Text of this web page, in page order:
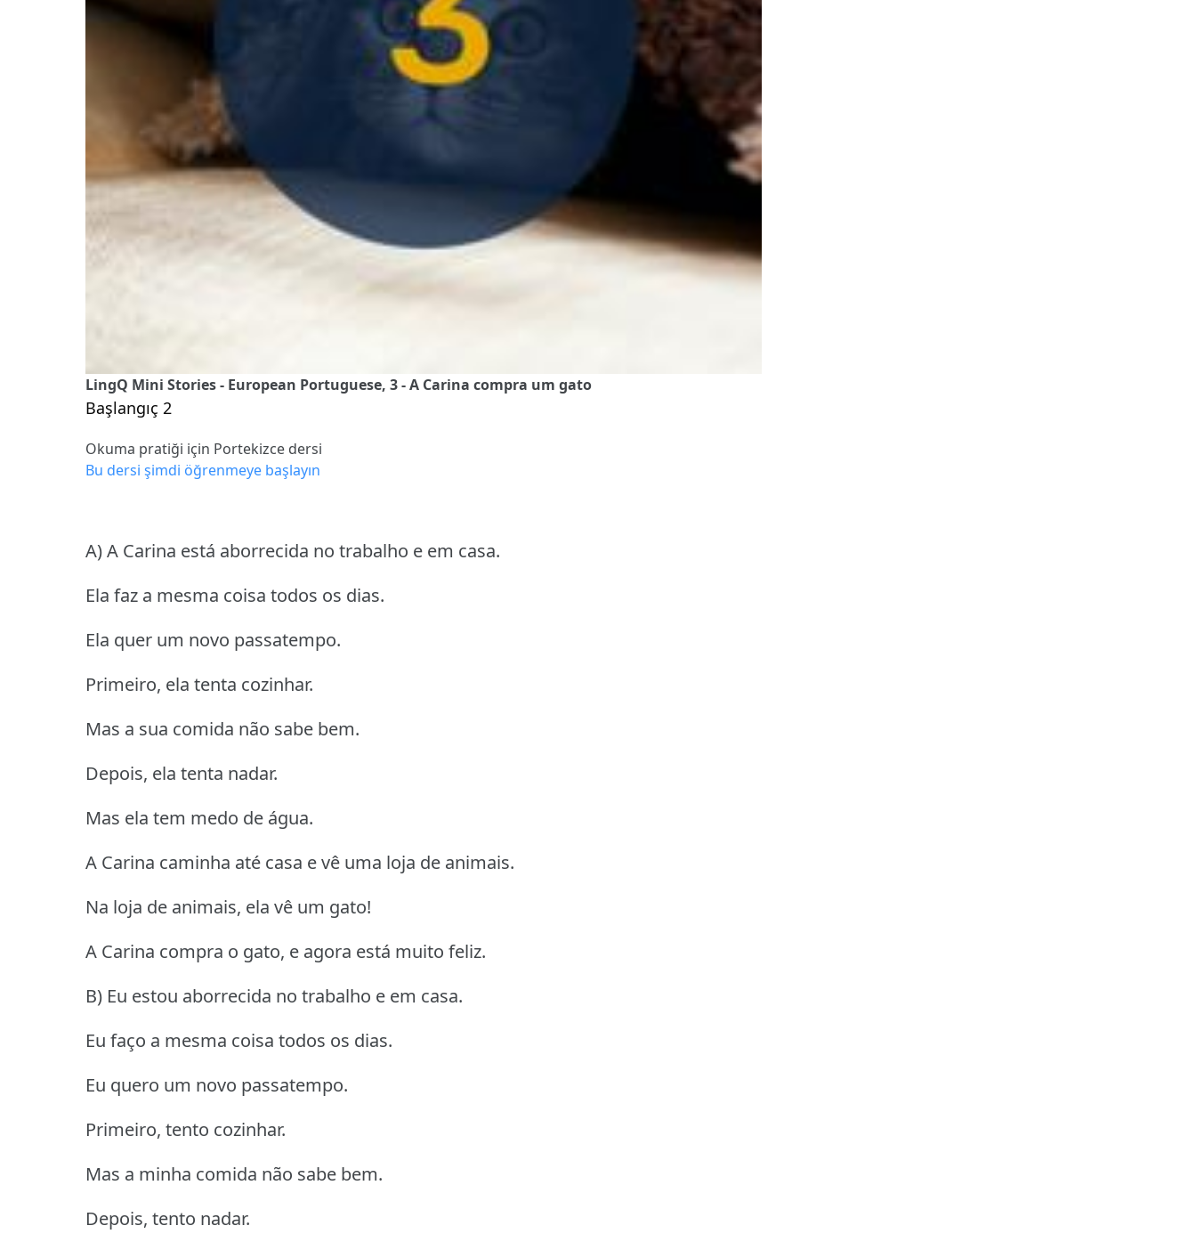
LingQ Mini Stories - European Portuguese, 3 - A Carina compra um gato
Başlangıç 2
Okuma pratiği için Portekizce dersi
Bu dersi şimdi öğrenmeye başlayın
A) A Carina está aborrecida no trabalho e em casa.
Ela faz a mesma coisa todos os dias.
Ela quer um novo passatempo.
Primeiro, ela tenta cozinhar.
Mas a sua comida não sabe bem.
Depois, ela tenta nadar.
Mas ela tem medo de água.
A Carina caminha até casa e vê uma loja de animais.
Na loja de animais, ela vê um gato!
A Carina compra o gato, e agora está muito feliz.
B) Eu estou aborrecida no trabalho e em casa.
Eu faço a mesma coisa todos os dias.
Eu quero um novo passatempo.
Primeiro, tento cozinhar.
Mas a minha comida não sabe bem.
Depois, tento nadar.